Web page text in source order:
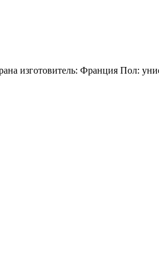
изготовитель: Франция Пол: